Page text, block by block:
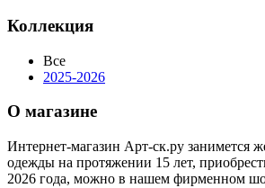
Коллекция
Все
2025-2026
О магазине
Интернет-магазин Арт-ск.ру занимется
одежды на протяжении 15 лет,
2026 года, можно в нашем фирменном